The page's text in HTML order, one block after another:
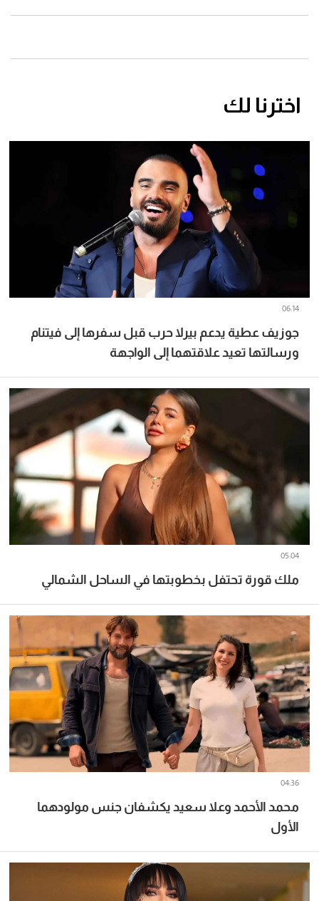
اخترنا لك
جوزيف عطية يدعم بيرلا حرب قبل سفرها إلى فيتنام
ورسالتها تعيد علاقتهما إلى الواجهة
06:14
ملك قورة تحتفل بخطوبتها في الساحل الشمالي
05:04
محمد الأحمد وعلا سعيد يكشفان جنس مولودهما
الأول
04:36